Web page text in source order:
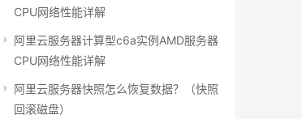
CPU网络性能详解
阿里云服务器计算型c6a实例AMD服务器
CPU网络性能详解
阿里云服务器快照怎么恢复数据？（快照
回滚磁盘）